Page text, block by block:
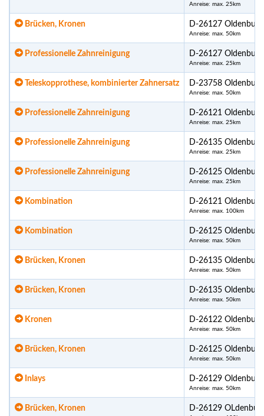
Anreise: max. 25km
Brücken, Kronen D-26127 Oldenburg
Anreise: max. 50km
Professionelle Zahnreinigung D-26127 Oldenburg
Anreise: max. 25km
Teleskopprothese, kombinierter Zahnersatz D-23758 Oldenburg
Anreise: max. 50km
Professionelle Zahnreinigung D-26121 Oldenburg
Anreise: max. 25km
Professionelle Zahnreinigung D-26135 Oldenburg
Anreise: max. 25km
Professionelle Zahnreinigung D-26125 Oldenburg
Anreise: max. 25km
Kombination D-26121 Oldenburg
Anreise: max. 100km
Kombination D-26125 Oldenburg
Anreise: max. 50km
Brücken, Kronen D-26135 Oldenburg
Anreise: max. 50km
Brücken, Kronen D-26135 Oldenburg
Anreise: max. 50km
Kronen D-26122 Oldenburg
Anreise: max. 50km
Brücken, Kronen D-26125 Oldenburg
Anreise: max. 50km
Inlays D-26129 Oldenburg
Anreise: max. 50km
Brücken, Kronen D-26129